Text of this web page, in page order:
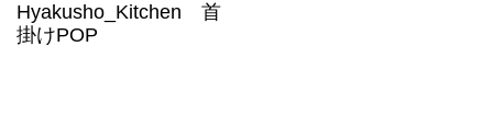
Hyakusho_Kitchen 首
掛けPOP